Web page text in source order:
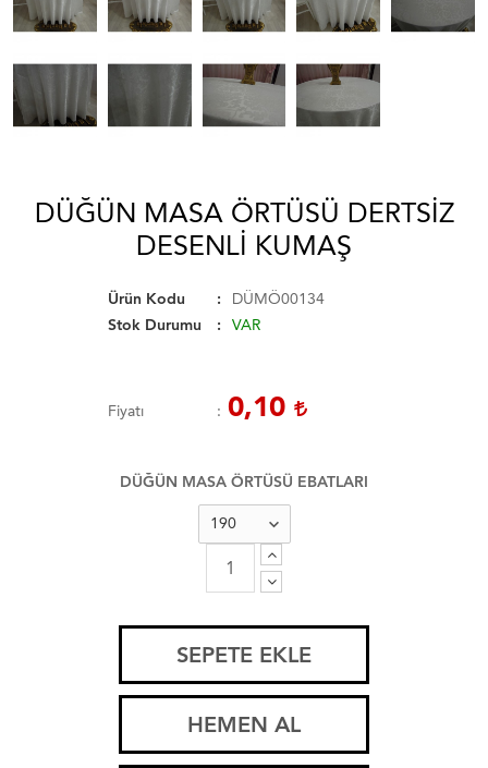
DÜĞÜN MASA ÖRTÜSÜ DERTSIZ
DESENLI KUMAŞ
Ürün Kodu
DÜMÖ00134
Stok Durumu
VAR
Fiyatı 0,10
DÜĞÜN MASA ÖRTÜSÜ EBATLARI
SEPETE EKLE
HEMEN AL